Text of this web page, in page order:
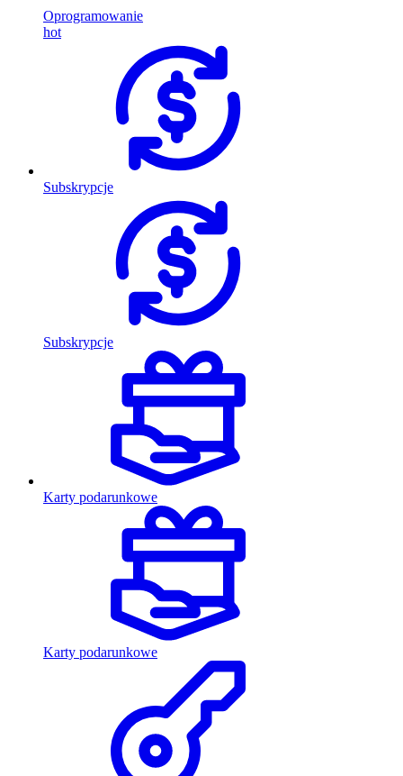
Oprogramowanie
hot
Subskrypcje
Subskrypcje
Karty podarunkowe
Karty podarunkowe